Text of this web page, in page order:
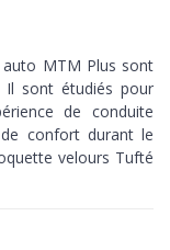
auto MTM Plus sont
Il sont étudiés pour
de conduite
confort durant le
velours Tufté
courbes de votre